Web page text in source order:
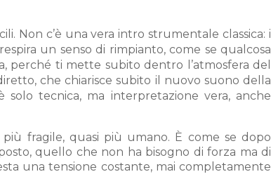
Non c’è una vera intro strumentale classica: i
un senso di rimpianto, come se qualcosa
perché ti mette subito dentro l’atmosfera del
che chiarisce subito il nuovo suono della
tecnica, ma interpretazione vera, anche
fragile, quasi più umano. È come se dopo
quello che non ha bisogno di forza ma di
una tensione costante, mai completamente